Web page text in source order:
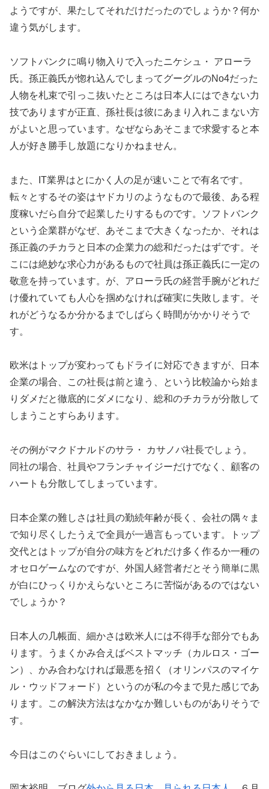
ようですが、果たしてそれだけだったのでしょうか？何か
違う気がします。
ソフトバンクに鳴り物入りで入ったニケシュ・ アローラ
氏。孫正義氏が惚れ込んでしまってグーグルのNo4だった
人物を札束で引っこ抜いたところは日本人にはできない力
技でありますが正直、孫社長は彼にあまり入れこまない方
がよいと思っています。なぜならあそこまで求愛すると本
人が好き勝手し放題になりかねません。
また、IT業界はとにかく人の足が速いことで有名です。
転々とするその姿はヤドカリのようなもので最後、ある程
度稼いだら自分で起業したりするものです。ソフトバンク
という企業群がなぜ、あそこまで大きくなったか、それは
孫正義のチカラと日本の企業力の総和だったはずです。そ
こには絶妙な求心力があるもので社員は孫正義氏に一定の
敬意を持っています。が、アローラ氏の経営手腕がどれだ
け優れていても人心を掴めなければ確実に失敗します。そ
れがどうなるか分かるまでしばらく時間がかかりそうで
す。
欧米はトップが変わってもドライに対応できますが、日本
企業の場合、この社長は前と違う、という比較論から始ま
りダメだと徹底的にダメになり、総和のチカラが分散して
しまうことすらあります。
その例がマクドナルドのサラ・ カサノバ社長でしょう。
同社の場合、社員やフランチャイジーだけでなく、顧客の
ハートも分散してしまっています。
日本企業の難しさは社員の勤続年齢が長く、会社の隅々ま
で知り尽くしたうえで全員が一過言もっています。トップ
交代とはトップが自分の味方をどれだけ多く作るか一種の
オセロゲームなのですが、外国人経営者だとそう簡単に黒
が白にひっくりかえらないところに苦悩があるのではない
でしょうか？
日本人の几帳面、細かさは欧米人には不得手な部分でもあ
ります。うまくかみ合えばベストマッチ（カルロス・ゴー
ン）、かみ合わなければ最悪を招く（オリンパスのマイケ
ル・ウッドフォード）というのが私の今まで見た感じであ
ります。この解決方法はなかなか難しいものがありそうで
す。
今日はこのぐらいにしておきましょう。